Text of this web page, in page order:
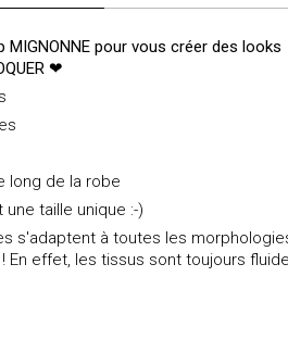
MIGNONNE pour vous créer des looks
❤
long de la robe
taille unique :-)
s'adaptent à toutes les
En effet, les tissus sont toujours